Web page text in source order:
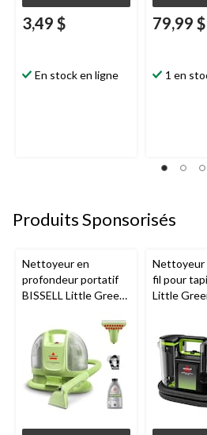
3,49 $
En stock en ligne
79,99 $
1 en
Produits Sponsorisés
Nettoyeur en
profondeur portatif
BISSELL Little Green
tapis et tissus
d'ameublement
Nettoyeur
fil pour
Little